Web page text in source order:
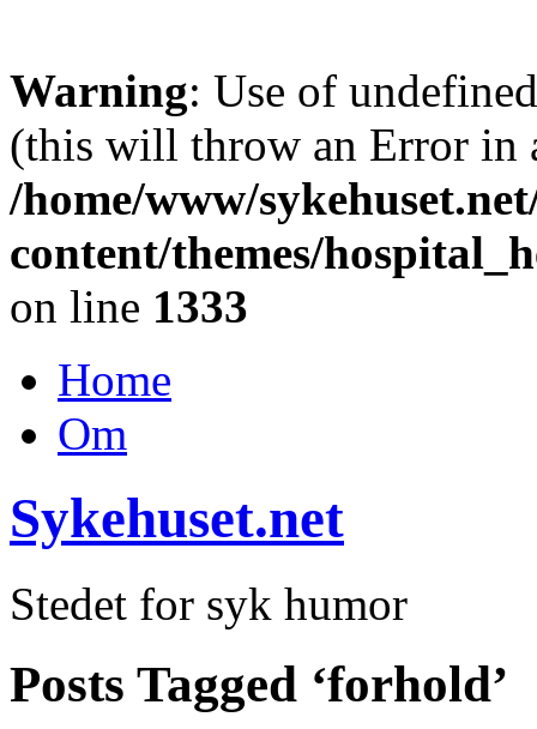
Warning: Use of
(this will throw an Error in
/home/www/
content/themes/
on line 1333
Home
Om
Sykehuset.net
Stedet for syk humor
Posts Tagged ‘forhold’